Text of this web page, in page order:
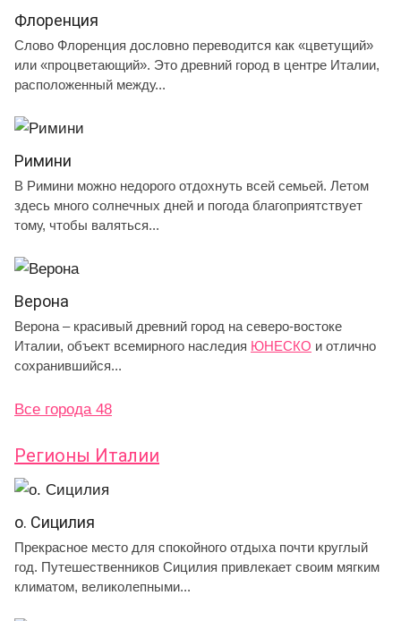
Флоренция
Слово Флоренция дословно переводится как «цветущий»
или «процветающий». Это древний город в центре Италии,
расположенный между...
Римини
В Римини можно недорого отдохнуть всей семьей. Летом
здесь много солнечных дней и погода благоприятствует
тому, чтобы валяться...
Верона
Верона – красивый древний город на северо-востоке
Италии, объект всемирного наследия ЮНЕСКО и отлично
сохранившийся...
Все города 48
Регионы Италии
о. Сицилия
Прекрасное место для спокойного отдыха почти круглый
год. Путешественников Сицилия привлекает своим мягким
климатом, великолепными...